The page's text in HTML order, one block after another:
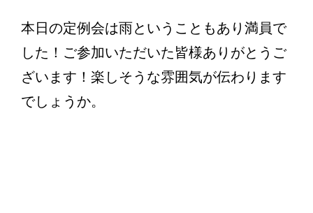
本日の定例会は雨ということもあり満員で
した！ご参加いただいた皆様ありがとうご
ざいます！楽しそうな雰囲気が伝わります
でしょうか。